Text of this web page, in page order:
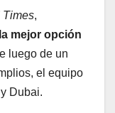
Times,
mejor opción
luego de un
el equipo
Dubai.